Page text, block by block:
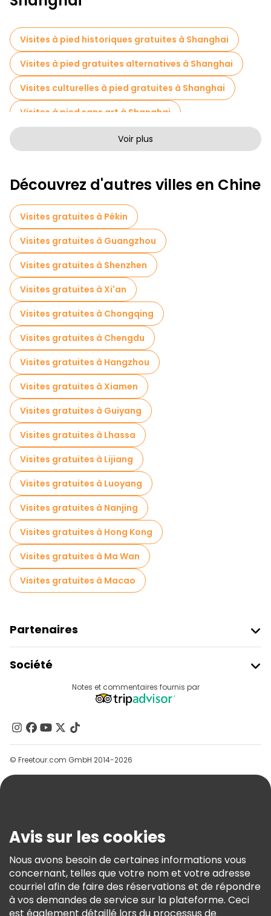
Visites à pied historiques gratuites à Shanghai
Visites à pied gratuites alternatives à Shanghai
Visites culturelles à pied gratuites à Shanghai
Visites à pied sans art à Shanghai
Visites à pied gratuites pour les familles à Shanghai
Visites photographiques en Shanghai
Billets d'entrée en Shanghai
Croisières en Shanghai
Visites de marchés en Shanghai
Visites de dégustation locales à Shanghai
Excursions d'une journée gratuites à Shanghai
Tours à vélo à Shanghai
Visites gastronomiques à Shanghai
Visites gratuites à proximité The Bund
Visites gratuites à proximité People's Square
Voir plus
Découvrez d'autres villes en Chine
Visites gratuites à Pékin
Visites gratuites à Guangzhou
Visites gratuites à Shenzhen
Visites gratuites à Xi'an
Visites gratuites à Chongqing
Visites gratuites à Chengdu
Visites gratuites à Hangzhou
Visites gratuites à Xiamen
Visites gratuites à Guiyang
Visites gratuites à Lhassa
Visites gratuites à Lijiang
Visites gratuites à Luoyang
Visites gratuites à Nanjing
Visites gratuites à Hong Kong
Visites gratuites à Ma Wan
Visites gratuites à Macao
Partenaires
Connexion Du Fournisseur
Programme D’affiliation
Société
Contactez-Nous
Groupes
Aide
Conditions Générales Et Mentions Légales
Politique En Matière De Cookies
Freetour Prix
Programme De Fidélité
Notes et commentaires fournis par
© Freetour.com GmbH 2014-2026
Avis sur les cookies
Nous avons besoin de certaines informations vous
concernant, telles que votre nom et votre adresse
courriel afin de faire des réservations et de répondre
à vos demandes de service sur la plateforme. Ceci